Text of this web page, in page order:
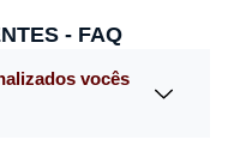
- FAQ
vocês